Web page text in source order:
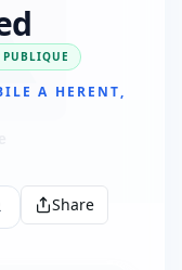
A HERENT,
Share